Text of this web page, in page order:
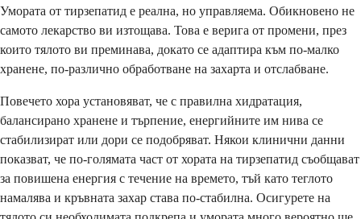
Умората от тирзепатид е реална, но управляема. Обикновено не
самото лекарство ви изтощава. Това е верига от промени, през
които тялото ви преминава, докато се адаптира към по-малко
хранене, по-различно обработване на захарта и отслабване.
Повечето хора установяват, че с правилна хидратация,
балансирано хранене и търпение, енергийните им нива се
стабилизират или дори се подобряват. Някои клинични данни
показват, че по-голямата част от хората на тирзепатид съобщават
за повишена енергия с течение на времето, тъй като теглото
намалява и кръвната захар става по-стабилна. Осигурете на